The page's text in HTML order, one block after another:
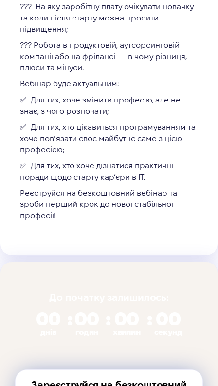
??‍? На яку заробітну плату очікувати новачку
та коли після старту можна просити
підвищення;
??‍? Робота в продуктовій, аутсорсинговій
компанії або на фрілансі — в чому різниця,
плюси та мінуси.
Вебінар буде актуальним:
✅ Для тих, хоче змінити професію, але не
знає, з чого розпочати;
✅ Для тих, хто цікавиться програмуванням та
хоче пов’язати своє майбутнє саме з цією
професією;
✅ Для тих, хто хоче дізнатися практичні
поради щодо старту кар’єри в ІТ.
Реєструйся на безкоштовний вебінар та
зроби перший крок до нової стабільної
професії!